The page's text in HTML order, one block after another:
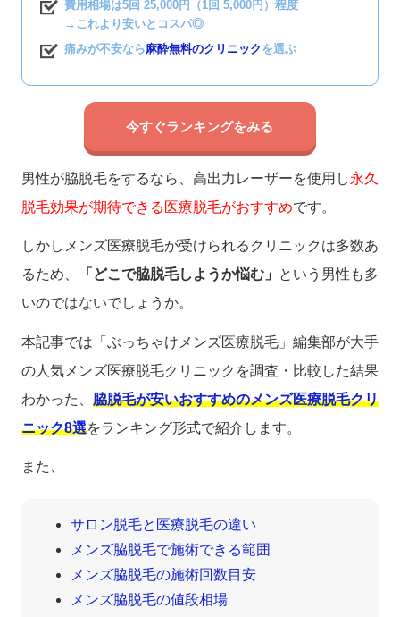
費用相場は5回 25,000円（1回 5,000円）程度
→これより安いとコスパ◎
痛みが不安なら麻酔無料のクリニックを選ぶ
今すぐランキングをみる
男性が脇脱毛をするなら、高出力レーザーを使用し永久
脱毛効果が期待できる医療脱毛がおすすめです。
しかしメンズ医療脱毛が受けられるクリニックは多数あ
るため、
「どこで脇脱毛しようか悩む」
という男性も多
いのではないでしょうか。
本記事では「ぶっちゃけメンズ医療脱毛」編集部が大手
の人気メンズ医療脱毛クリニックを調査・比較した結果
わかった、 脇脱毛が安いおすすめのメンズ医療脱毛クリ
ニック8選をランキング形式で紹介します。
また、
サロン脱毛と医療脱毛の違い
メンズ脇脱毛で施術できる範囲
メンズ脇脱毛の施術回数目安
メンズ脇脱毛の値段相場